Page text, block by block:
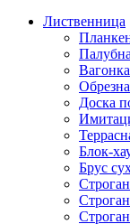
Лиственница
Доска
Блок-
Брус